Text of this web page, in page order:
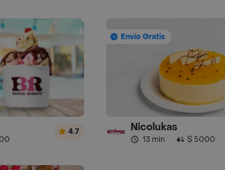
4.7
Envío Gratis
Nicolukas
13 min · $ 5000